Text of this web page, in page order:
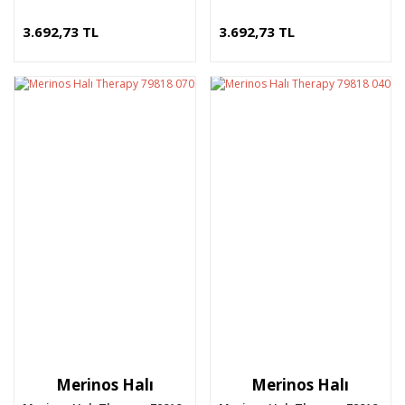
3.692,73 TL 3.692,73 TL
Merinos Halı Merinos Halı